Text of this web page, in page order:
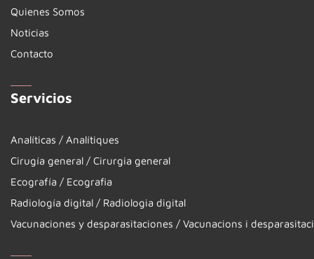
Quienes Somos
Noticias
Contacto
Servicios
Analíticas / Analítiques
Cirugía general / Cirurgia general
Ecografía / Ecografia
Radiología digital / Radiologia digital
Vacunaciones y desparasitaciones / Vacunacions i